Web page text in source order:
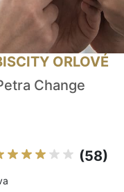
ORLOVÉ
Change
(58)